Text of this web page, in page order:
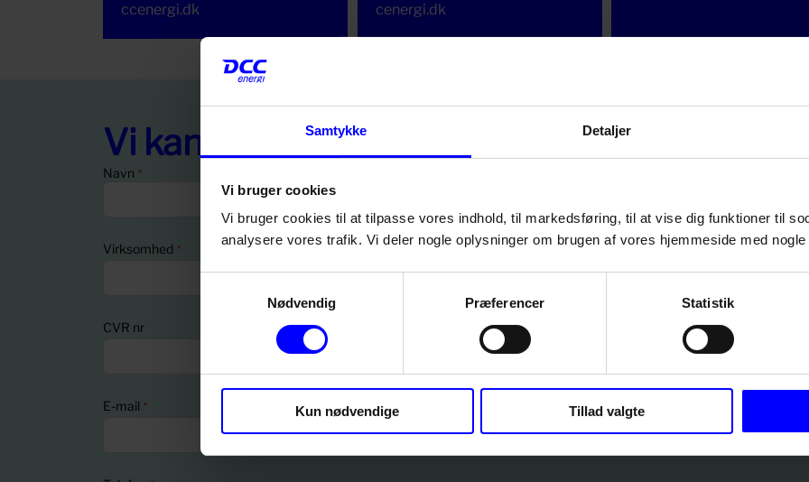
Samtykke Detaljer
Vi bruger cookies
Vi bruger cookies til at tilpasse vores indhold, til markedsføring, til at vise dig funktioner til
analysere vores trafik. Vi deler nogle oplysninger om brugen af vores hjemmeside med
Nødvendig
Præferencer Statistik
Kun nødvendige Tillad valgte
ccenergi.dk
cenergi.dk
Vi kan også ringe dig op
Navn *
o
v
E
t
v
Virksomhed *
CVR nr
E-mail *